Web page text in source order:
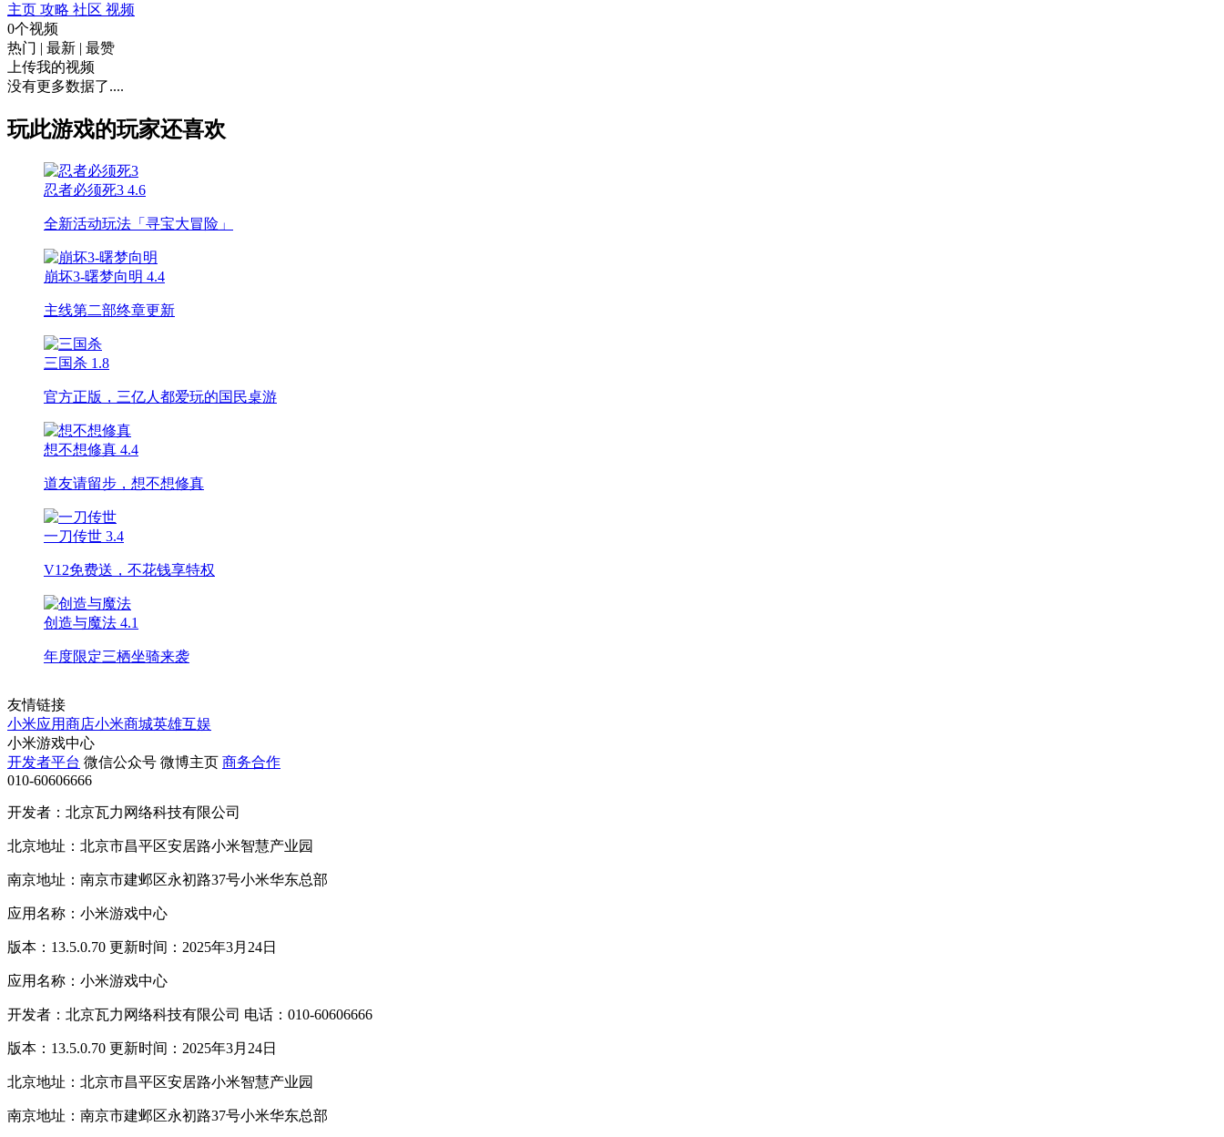
主页 攻略 社区 视频
0个视频
热门 | 最新 | 最赞
上传我的视频
没有更多数据了....
玩此游戏的玩家还喜欢
忍者必须死3 4.6
全新活动玩法「寻宝大冒险」
崩坏3-曙梦向明 4.4
主线第二部终章更新
三国杀 1.8
官方正版，三亿人都爱玩的国民桌游
想不想修真 4.4
道友请留步，想不想修真
一刀传世 3.4
V12免费送，不花钱享特权
创造与魔法 4.1
年度限定三栖坐骑来袭
友情链接
小米应用商店小米商城英雄互娱
小米游戏中心
开发者平台 微信公众号 微博主页 商务合作
010-60606666
开发者：北京瓦力网络科技有限公司
北京地址：北京市昌平区安居路小米智慧产业园
南京地址：南京市建邺区永初路37号小米华东总部
应用名称：小米游戏中心
版本：13.5.0.70 更新时间：2025年3月24日
应用名称：小米游戏中心
开发者：北京瓦力网络科技有限公司 电话：010-60606666
版本：13.5.0.70 更新时间：2025年3月24日
北京地址：北京市昌平区安居路小米智慧产业园
南京地址：南京市建邺区永初路37号小米华东总部